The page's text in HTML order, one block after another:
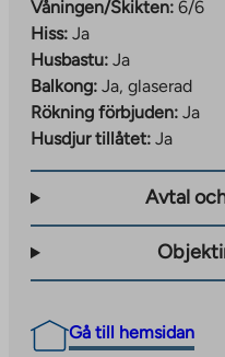
Våningen/Skikten: 6/6
Hiss: Ja
Husbastu: Ja
Balkong: Ja, glaserad
Rökning förbjuden: Ja
Husdjur tillåtet: Ja
Avtal
Gå till hemsidan